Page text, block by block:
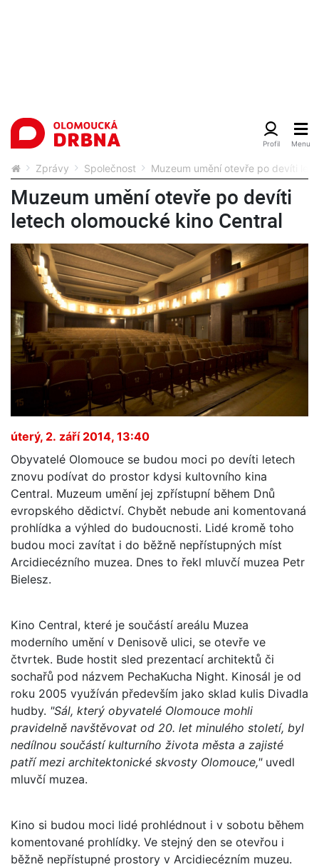
Zprávy Společnost Muzeum umění otevře po devíti
Muzeum umění otevře po devíti
letech olomoucké kino Central
úterý, 2. září 2014, 13:40
Obyvatelé Olomouce se budou moci po devíti letech
znovu podívat do prostor kdysi kultovního kina
Central. Muzeum umění jej zpřístupní během Dnů
evropského dědictví. Chybět nebude ani komentovaná
prohlídka a výhled do budoucnosti. Lidé kromě toho
budou moci zavítat i do běžně nepřístupných míst
Arcidiecézního muzea. Dnes to řekl mluvčí muzea Petr
Bielesz.
Kino Central, které je součástí areálu Muzea
moderního umění v Denisově ulici, se otevře ve
čtvrtek. Bude hostit sled prezentací architektů či
sochařů pod názvem PechaKucha Night. Kinosál je od
roku 2005 využíván především jako sklad kulis Divadla
hudby. "Sál, který obyvatelé Olomouce mohli
pravidelně navštěvovat od 20. let minulého století, byl
nedílnou součástí kulturního života města a zajisté
patří mezi architektonické skvosty Olomouce," uvedl
mluvčí muzea.
Kino si budou moci lidé prohlédnout i v sobotu během
komentované prohlídky. Ve stejný den se otevřou i
běžně nepřístupné prostory v Arcidiecézním muzeu.